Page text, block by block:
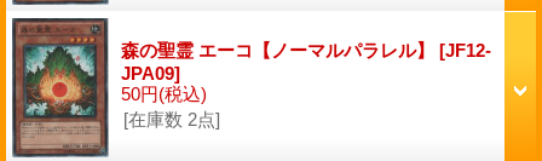
森の聖霊 エーコ【ノーマルパラレル】 [JF12-
JPA09]
50円(税込)
[在庫数 2点]